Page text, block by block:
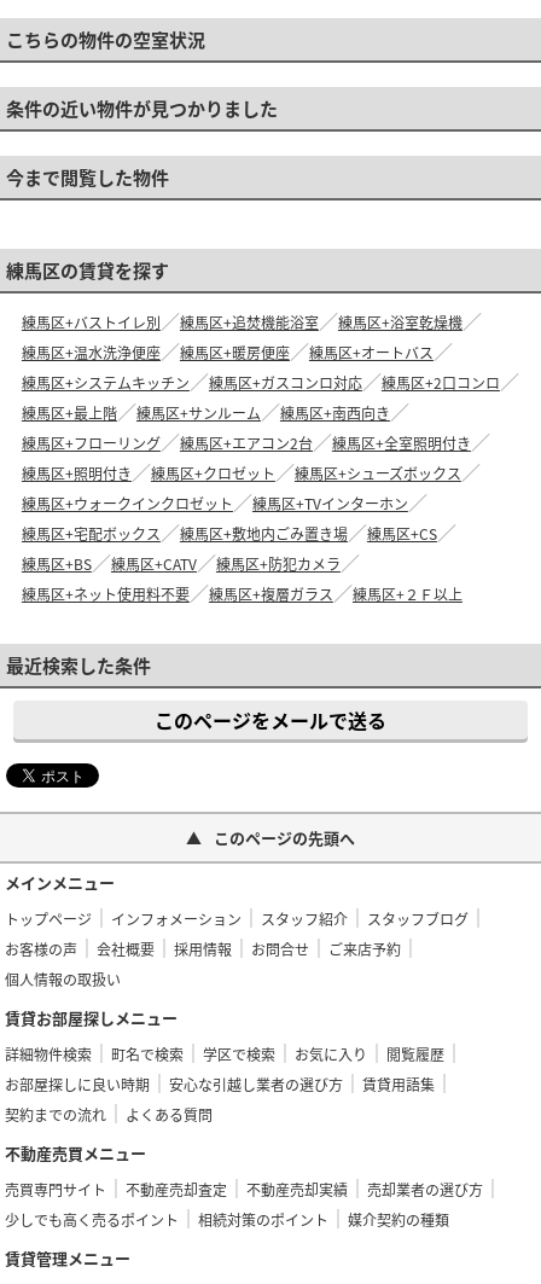
こちらの物件の空室状況
条件の近い物件が見つかりました
今まで閲覧した物件
練馬区の賃貸を探す
練馬区+バストイレ別 練馬区+追焚機能浴室
練馬区+浴室乾燥機
練馬区+温水洗浄便座
練馬区+暖房便座
練馬区+オートバス
練馬区+システムキッチン
練馬区+ガスコンロ対応
練馬区+2口コンロ
練馬区+最上階
練馬区+サンルーム
練馬区+南西向き
練馬区+フローリング
練馬区+エアコン2台
練馬区+全室照明付き
練馬区+照明付き
練馬区+クロゼット
練馬区+シューズボックス
練馬区+ウォークインクロゼット
練馬区+TVインターホン
練馬区+宅配ボックス
練馬区+敷地内ごみ置き場
練馬区+CS
練馬区+BS
練馬区+CATV
練馬区+防犯カメラ
練馬区+ネット使用料不要
練馬区+複層ガラス 練馬区+２Ｆ以上
最近検索した条件
このページをメールで送る
このページの先頭へ
メインメニュー
トップページ インフォメーション スタッフ紹介
スタッフブログ
お客様の声
会社概要 採用情報 お問合せ
ご来店予約
個人情報の取扱い
賃貸お部屋探しメニュー
詳細物件検索 町名で検索 学区で検索 お気に入り
閲覧履歴
お部屋探しに良い時期
安心な引越し業者の選び方
賃貸用語集
契約までの流れ
よくある質問
不動産売買メニュー
売買専門サイト 不動産売却査定 不動産売却実績
売却業者の選び方
少しでも高く売るポイント
相続対策のポイント 媒介契約の種類
賃貸管理メニュー